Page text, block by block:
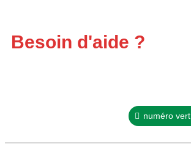
Besoin d'aide ?
numéro vert